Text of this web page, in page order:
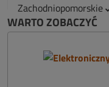
Zachodniopomorskie
WARTO ZOBACZYĆ